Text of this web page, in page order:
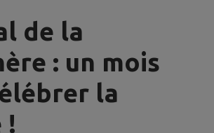
de la
: un mois
la
!